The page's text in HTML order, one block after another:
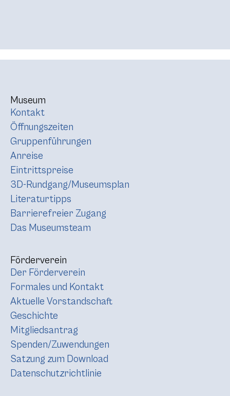
Museum
Kontakt
Öffnungszeiten
Gruppenführungen
Anreise
Eintrittspreise
3D-Rundgang/Museumsplan
Literaturtipps
Barrierefreier Zugang
Das Museumsteam
Förderverein
Der Förderverein
Formales und Kontakt
Aktuelle Vorstandschaft
Geschichte
Mitgliedsantrag
Spenden/Zuwendungen
Satzung zum Download
Datenschutzrichtlinie